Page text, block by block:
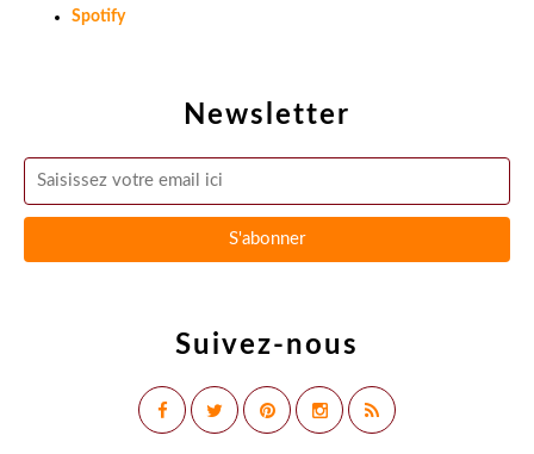
Newsletter
Suivez-nous
Spotify